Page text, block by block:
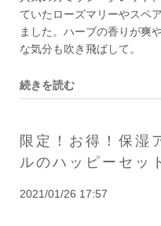
ていたローズマリーやスペ
ました。ハーブの香りが爽
な気分も吹き飛ばして。
続きを読む
限定！お得！保湿
ルのハッピーセッ
2021/01/26 17:57